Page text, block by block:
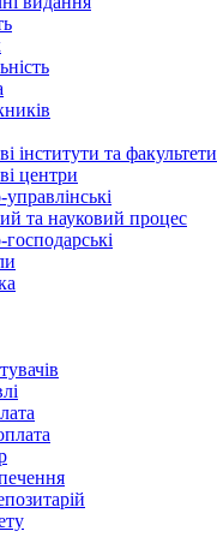
інститути та факультети
центри
та науковий процес